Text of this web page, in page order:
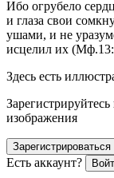
Ибо огрубело
и глаза свои
ушами, и не
исцелил их
Здесь есть
изображения
Зарегистрироваться
Есть аккаунт?